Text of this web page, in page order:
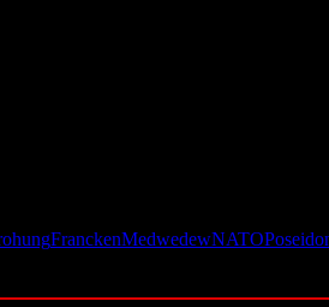
FranckenMedwedewNATO